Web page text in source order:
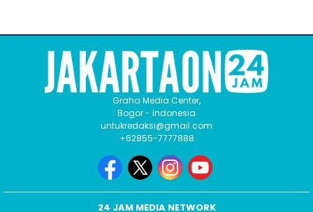
Graha Media Center,
Bogor - Indonesia
untukredaksi@gmail.com
+62855-7777888
24 JAM MEDIA NETWORK